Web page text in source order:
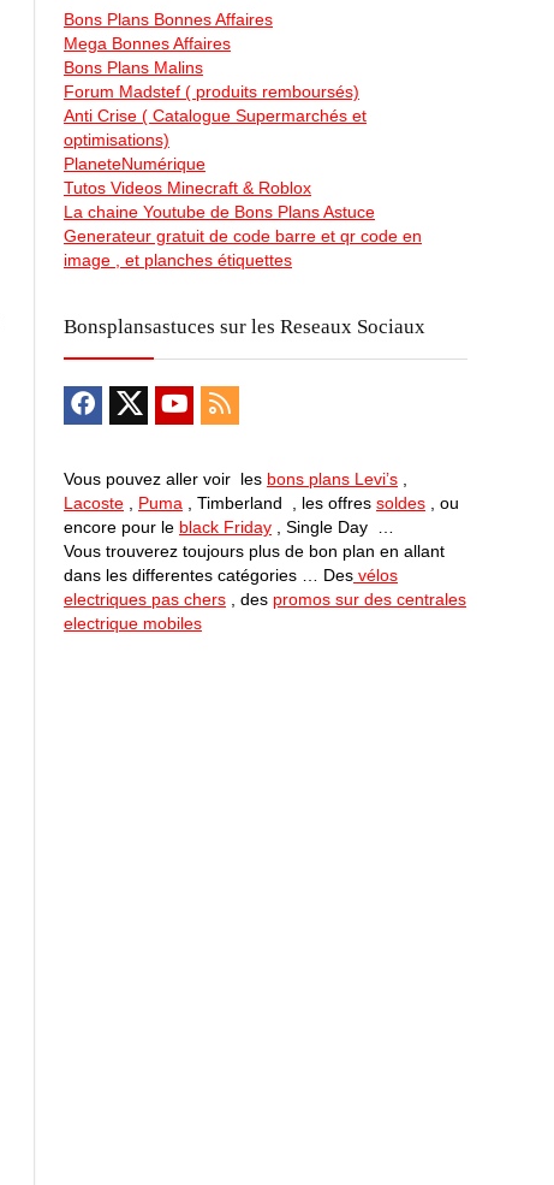
Bons Plans Bonnes Affaires
Mega Bonnes Affaires
Bons Plans Malins
Forum Madstef ( produits remboursés)
Anti Crise ( Catalogue Supermarchés et
optimisations)
PlaneteNumérique
Tutos Videos Minecraft & Roblox
La chaine Youtube de Bons Plans Astuce
Generateur gratuit de code barre et qr code en
image , et planches étiquettes
Bonsplansastuces sur les Reseaux Sociaux
Vous pouvez aller voir les bons plans Levi’s
Lacoste
Puma , Timberland , les offres soldes , ou
encore pour le black Friday , Single Day …
Vous trouverez toujours plus de bon plan en allant
dans les differentes catégories … Des vélos
electriques pas chers , des promos sur des centrales
electrique mobiles